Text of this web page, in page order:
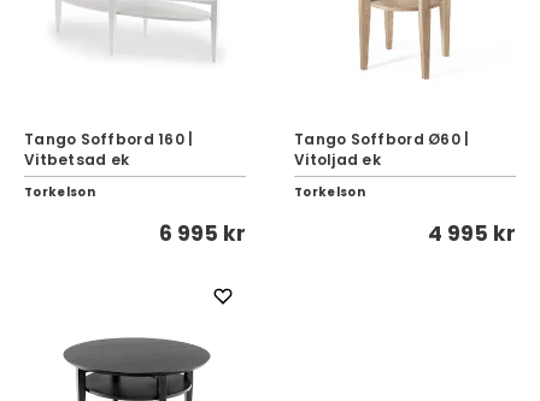
Tango Soffbord 160 |
Vitbetsad ek
Torkelson
6 995 kr
Tango Soffbord Ø60 |
Vitoljad ek
Torkelson
4 995 kr